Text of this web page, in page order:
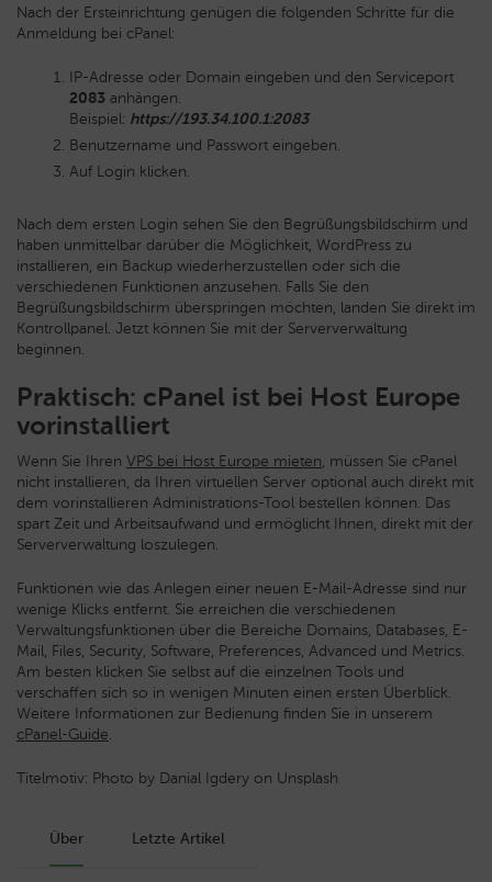
Nach der Ersteinrichtung genügen die folgenden Schritte für die
Anmeldung bei cPanel:
IP-Adresse oder Domain eingeben und den Serviceport
2083 anhängen.
Beispiel: https://193.34.100.1:2083
Benutzername und Passwort eingeben.
Auf Login klicken.
Nach dem ersten Login sehen Sie den Begrüßungsbildschirm und
haben unmittelbar darüber die Möglichkeit, WordPress zu
installieren, ein Backup wiederherzustellen oder sich die
verschiedenen Funktionen anzusehen. Falls Sie den
Begrüßungsbildschirm überspringen möchten, landen Sie direkt im
Kontrollpanel. Jetzt können Sie mit der Serververwaltung
beginnen.
Praktisch: cPanel ist bei Host Europe
vorinstalliert
Wenn Sie Ihren VPS bei Host Europe mieten, müssen Sie cPanel
nicht installieren, da Ihren virtuellen Server optional auch direkt mit
dem vorinstallieren Administrations-Tool bestellen können. Das
spart Zeit und Arbeitsaufwand und ermöglicht Ihnen, direkt mit der
Serververwaltung loszulegen.
Funktionen wie das Anlegen einer neuen E-Mail-Adresse sind nur
wenige Klicks entfernt. Sie erreichen die verschiedenen
Verwaltungsfunktionen über die Bereiche Domains, Databases, E-
Mail, Files, Security, Software, Preferences, Advanced und Metrics.
Am besten klicken Sie selbst auf die einzelnen Tools und
verschaffen sich so in wenigen Minuten einen ersten Überblick.
Weitere Informationen zur Bedienung finden Sie in unserem
cPanel-Guide.
Titelmotiv: Photo by Danial Igdery on Unsplash
Über Letzte Artikel